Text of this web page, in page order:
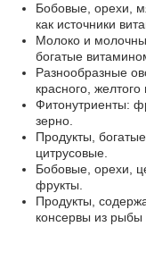
Бобовые, орехи,
как источники
Молоко и
богатые
Разнообразные
красного,
Фитонутриенты:
зерно.
Продукты,
цитрусовые.
Бобовые, орехи,
фрукты.
Продукты,
консервы из рыбы